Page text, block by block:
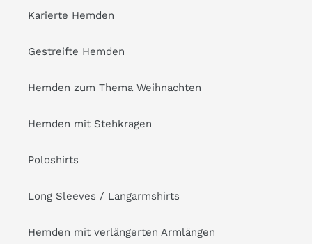
Karierte Hemden
Gestreifte Hemden
Hemden zum Thema Weihnachten
Hemden mit Stehkragen
Poloshirts
Long Sleeves / Langarmshirts
Hemden mit verlängerten Armlängen